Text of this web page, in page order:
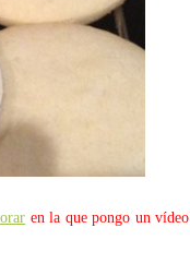
en la que pongo un vídeo